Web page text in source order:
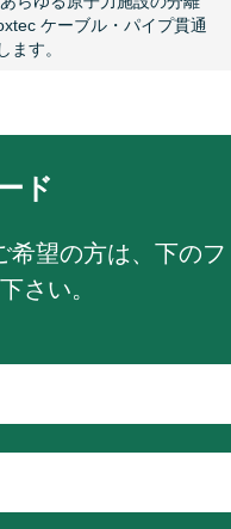
ケーブル・パイプ貫通
す。
ド
希望の方は、下のフ
さい。